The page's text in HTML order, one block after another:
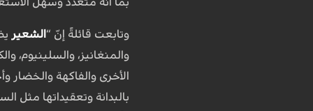
وتابعت قائلةً إنّ “ الشعير
والمنغانيز، والسلينيوم،
بالبدانة وتعقيداتها مثل